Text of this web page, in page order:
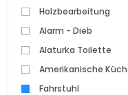
Holzbearbeitung
Alarm - Dieb
Alaturka Toilette
Amerikanische
Fahrstuhl